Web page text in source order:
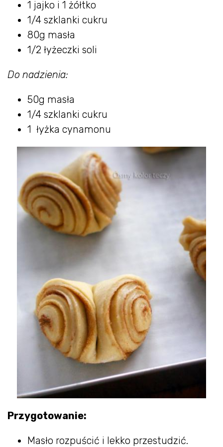
1 jajko i 1 żółtko
1/4 szklanki cukru
80g masła
1/2 łyżeczki soli
Do nadzienia:
50g masła
1/4 szklanki cukru
1 łyżka cynamonu
Przygotowanie:
Masło rozpuścić i lekko przestudzić.